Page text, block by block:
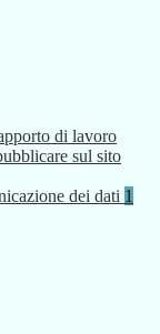
di lavoro
sul sito
dei dati 1